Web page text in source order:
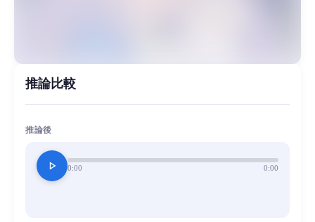
推論比較
推論後
play_arrow 0:00 0:00